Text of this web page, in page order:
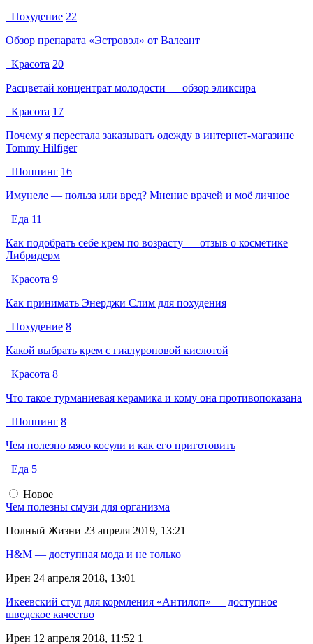
Похудение 22
Обзор препарата «Эстровэл» от Валеант
Красота 20
Расцветай концентрат молодости — обзор эликсира
Красота 17
Почему я перестала заказывать одежду в интернет-магазине
Tommy Hilfiger
Шоппинг 16
Имунеле — польза или вред? Мнение врачей и моё личное
Еда 11
Как подобрать себе крем по возрасту — отзыв о косметике
Либридерм
Красота 9
Как принимать Энерджи Слим для похудения
Похудение 8
Какой выбрать крем с гиалуроновой кислотой
Красота 8
Что такое турманиевая керамика и кому она противопоказана
Шоппинг 8
Чем полезно мясо косули и как его приготовить
Еда 5
Новое
Чем полезны смузи для организма
Полный Жизни 23 апреля 2019, 13:21
H&M — доступная мода и не только
Ирен 24 апреля 2018, 13:01
Икеевский стул для кормления «Антилоп» — доступное
шведское качество
Ирен 12 апреля 2018, 11:52 1